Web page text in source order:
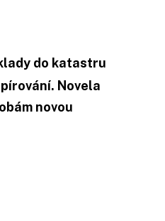
do katastru
Novela
novou